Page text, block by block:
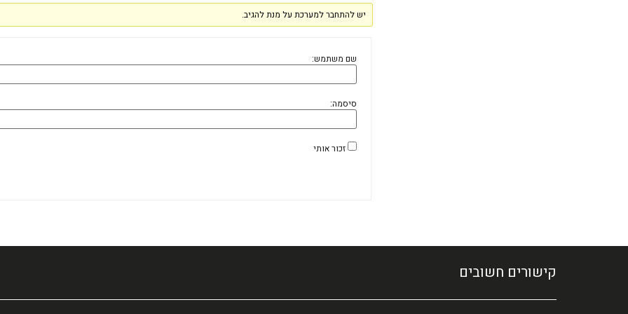
יש להתחבר למערכת על מנת להגיב.
שם משתמש:
סיסמה:
זכור אותי
קישורים חשובים